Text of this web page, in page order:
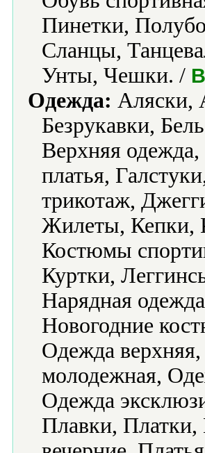
Пинетки,
Сланцы,
Унты, Чешки. /
Одежда: Аляски,
Безрукавки,
Верхняя
платья,
трикотаж,
Жилеты, Кепки,
Костюмы
Куртки,
Нарядная
Новогодние
Одежда
молодежная,
Одежда
Плавки, Платки,